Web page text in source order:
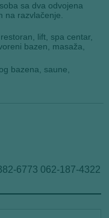
sa dva odvojena
na razvlačenje.
lift, spa centar,
bazen, masaža,
bazena, saune,
6773 062-187-4322